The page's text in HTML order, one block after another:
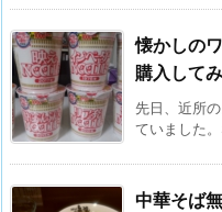
懐かしの
購入して
先日、近所
ていました
中華そば